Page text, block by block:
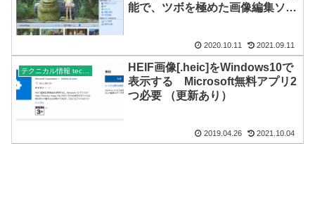
能で、ツボを極めた画像編集ソフ
2020.10.11 2021.09.11
テクニカル情報 technical
HEIF画像[.heic]をWindows10で
表示する Microsoft無料アプリ2
つ必要 （更新あり）
2019.04.26 2021.10.04